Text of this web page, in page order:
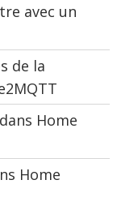
avec un
de la
Home
Home